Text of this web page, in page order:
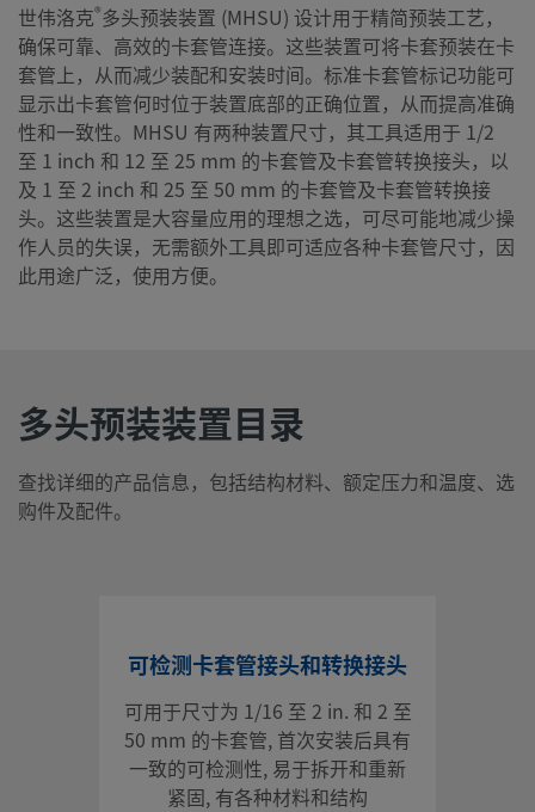
世伟洛克®多头预装装置 (MHSU) 设计用于精简预装工艺，
确保可靠、高效的卡套管连接。这些装置可将卡套预装在卡
套管上，从而减少装配和安装时间。标准卡套管标记功能可
显示出卡套管何时位于装置底部的正确位置，从而提高准确
性和一致性。MHSU 有两种装置尺寸，其工具适用于 1/2
至 1 inch 和 12 至 25 mm 的卡套管及卡套管转换接头，以
及 1 至 2 inch 和 25 至 50 mm 的卡套管及卡套管转换接
头。这些装置是大容量应用的理想之选，可尽可能地减少操
作人员的失误，无需额外工具即可适应各种卡套管尺寸，因
此用途广泛，使用方便。
多头预装装置目录
查找详细的产品信息，包括结构材料、额定压力和温度、选
购件及配件。
可检测卡套管接头和转换接头
可用于尺寸为 1/16 至 2 in. 和 2 至
50 mm 的卡套管, 首次安装后具有
一致的可检测性, 易于拆开和重新
紧固, 有各种材料和结构